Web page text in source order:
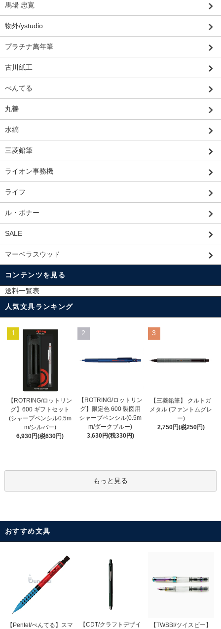
馬場 忠寛
物外/ystudio
プラチナ萬年筆
古川紙工
ぺんてる
丸善
水縞
三菱鉛筆
ライオン事務機
ライフ
ル・ボナー
SALE
マーベラスウッド
コンテンツを見る
送料一覧表
人気文具ランキング
1
【ROTRING/ロットリン
グ】600 ギフトセット
(シャープペンシル0.5m
m/シルバー)
6,930円(税630円)
2
【ROTRING/ロットリン
グ】限定色 600 製図用
シャープペンシル(0.5m
m/ダークブルー)
3,630円(税330円)
3
【三菱鉛筆】 クルトガ
メタル (ファントムグレ
ー)
2,750円(税250円)
もっと見る
おすすめ文具
【Pentel/ぺんてる】スマ
【CDT/クラフトデザイ
【TWSBI/ツイスビー】